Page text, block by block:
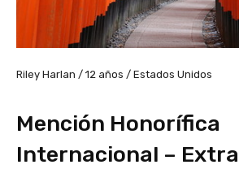
Riley Harlan / 12 años / Estados Unidos
Mención Honorífica
Internacional –